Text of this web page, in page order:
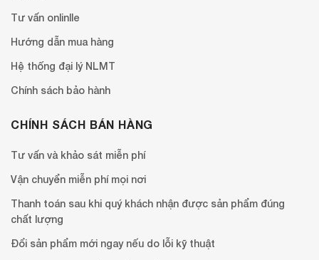
Tư vấn onlinlle
Hướng dẫn mua hàng
Hệ thống đại lý NLMT
Chính sách bảo hành
CHÍNH SÁCH BÁN HÀNG
Tư vấn và khảo sát miễn phí
Vận chuyển miễn phí mọi nơi
Thanh toán sau khi quý khách nhận được sản phẩm đúng
chất lượng
Đổi sản phẩm mới ngay nếu do lỗi kỹ thuật